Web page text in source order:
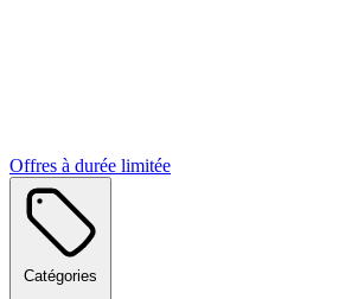
Offres à durée limitée
Catégories